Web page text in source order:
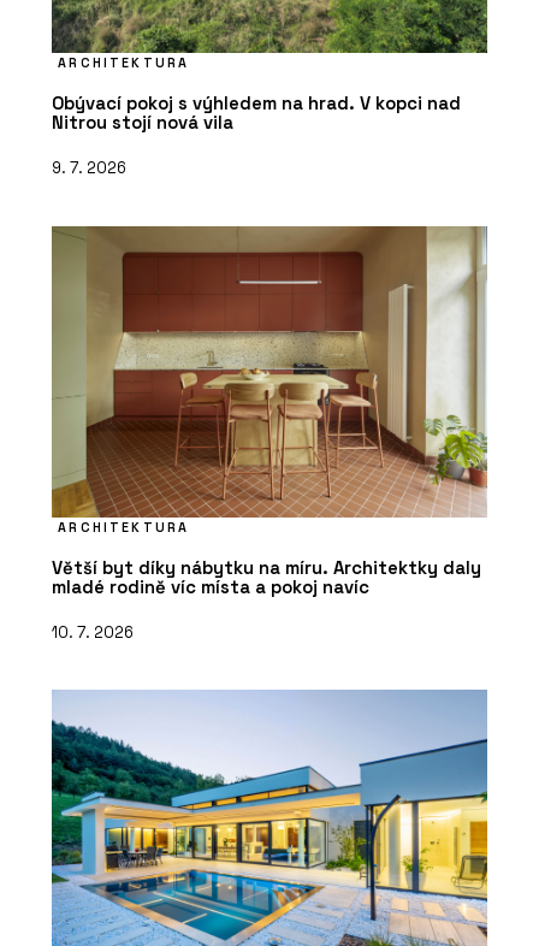
ARCHITEKTURA
Obývací pokoj s výhledem na hrad. V kopci nad
Nitrou stojí nová vila
9. 7. 2026
ARCHITEKTURA
Větší byt díky nábytku na míru. Architektky daly
mladé rodině víc místa a pokoj navíc
10. 7. 2026